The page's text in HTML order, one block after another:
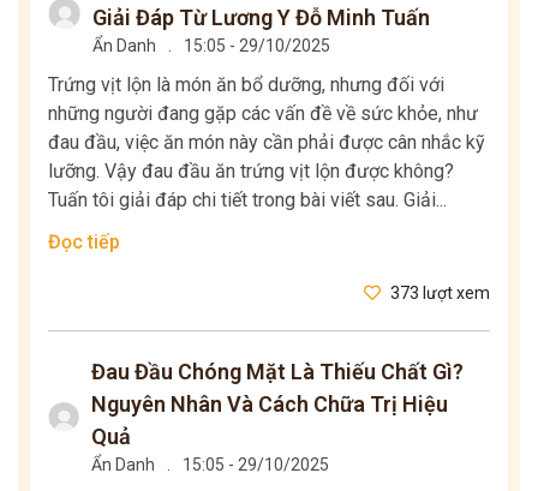
Giải Đáp Từ Lương Y Đỗ Minh Tuấn
Ẩn Danh 15:05 - 29/10/2025
Trứng vịt lộn là món ăn bổ dưỡng, nhưng đối với
những người đang gặp các vấn đề về sức khỏe, như
đau đầu, việc ăn món này cần phải được cân nhắc kỹ
lưỡng. Vậy đau đầu ăn trứng vịt lộn được không?
Tuấn tôi giải đáp chi tiết trong bài viết sau. Giải...
Đọc tiếp
373 lượt xem
Đau Đầu Chóng Mặt Là Thiếu Chất Gì?
Nguyên Nhân Và Cách Chữa Trị Hiệu
Quả
Ẩn Danh 15:05 - 29/10/2025